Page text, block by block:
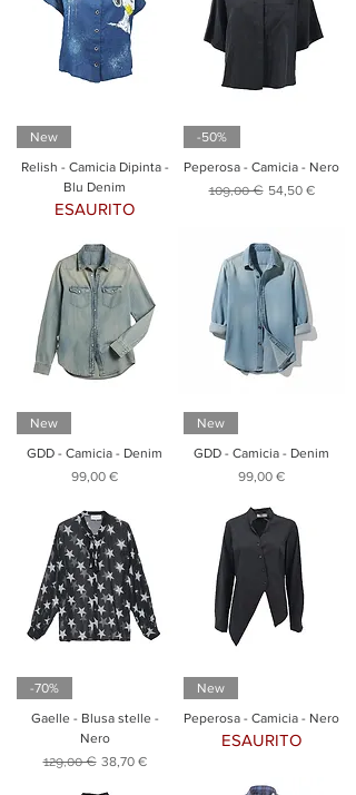
New
Relish - Camicia Dipinta -
Blu Denim
ESAURITO
-50%
Peperosa - Camicia - Nero
Prezzo regolare
109,00 € Prezzo scontato
54,50 €
New
GDD - Camicia - Denim
Prezzo
99,00 €
New
GDD - Camicia - Denim
Prezzo
99,00 €
-70%
Gaelle - Blusa stelle -
Nero
Prezzo regolare
129,00 € Prezzo scontato
38,70 €
New
Peperosa - Camicia - Nero
ESAURITO